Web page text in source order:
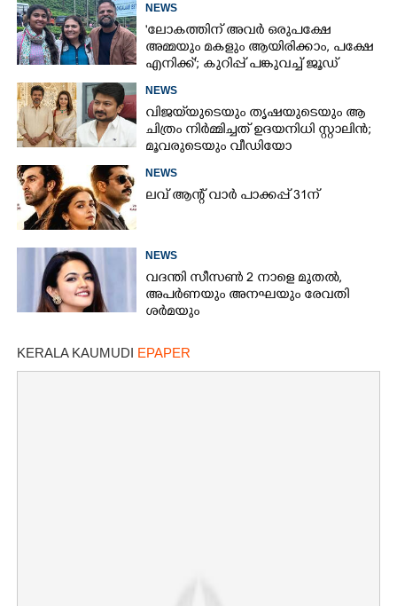
NEWS
'ലോകത്തിന് അവർ ഒരുപക്ഷേ
അമ്മയും മകളും ആയിരിക്കാം, പക്ഷേ
എനിക്ക്'; കുറിപ്പ് പങ്കുവച്ച് ജൂഡ്
NEWS
വിജയ്‌യുടെയും തൃഷയുടെയും ആ
ചിത്രം നിർമ്മിച്ചത് ഉദയനിധി സ്റ്റാലിൻ;
മൂവരുടെയും വീഡിയോ
NEWS
ലവ് ആന്റ് വാർ പാക്കപ്പ് 31ന്
NEWS
വദന്തി സീസൺ 2 നാളെ മുതൽ,
അപർണയും അനഘയും രേവതി
ശർമയും
KERALA KAUMUDI EPAPER